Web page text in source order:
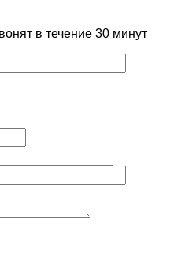
в течение 30 минут